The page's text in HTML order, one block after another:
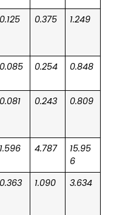
0.125 0.375 1.249
0.085 0.254 0.848
0.081 0.243 0.809
1.596 4.787
15.95
6
0.363 1.090 3.634